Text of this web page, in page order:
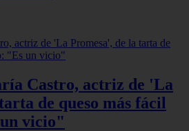
Castro, actriz de 'La
de queso más fácil
vicio"